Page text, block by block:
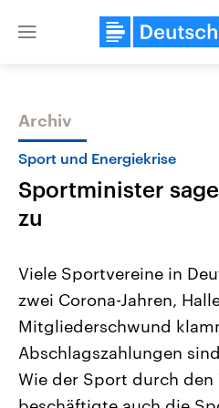
Close
Themen
Landtagswahl Sachsen-Anhalt
2026
Alle Informationen
Sachsen-Anhalt wählt am 6.
September 2026 einen neuen
Landtag. Seit 2021 wird das
Bundesland von einer Koalition
Archiv
Sport und Energiekrise
Sportminister
zu
Viele Sportvereine in
zwei Corona-Jahren,
Mitgliederschwund
Abschlagszahlungen
Wie der Sport durch